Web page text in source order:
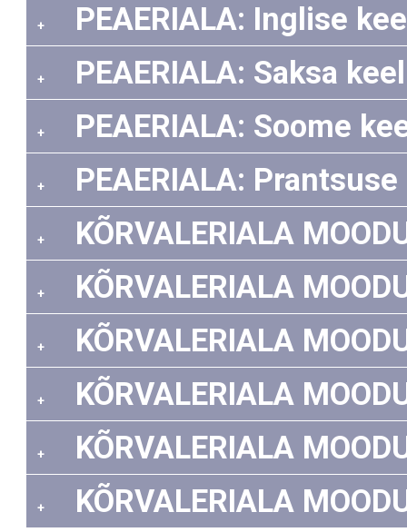
+ PEAERIALA: Inglise
+ PEAERIALA: Saksa
+ PEAERIALA: Soome
+ PEAERIALA:
+ KÕRVALERIALA
+ KÕRVALERIALA
+ KÕRVALERIALA
+ KÕRVALERIALA
+ KÕRVALERIALA
+ KÕRVALERIALA